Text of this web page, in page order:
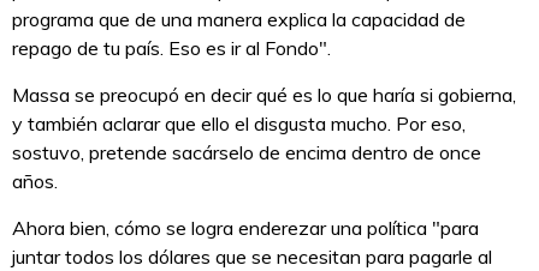
programa que de una manera explica la capacidad de
repago de tu país. Eso es ir al Fondo".
Massa se preocupó en decir qué es lo que haría si gobierna,
y también aclarar que ello el disgusta mucho. Por eso,
sostuvo, pretende sacárselo de encima dentro de once
años.
Ahora bien, cómo se logra enderezar una política "para
juntar todos los dólares que se necesitan para pagarle al